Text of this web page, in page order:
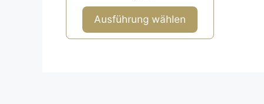
o
n
5
Ausführung wählen